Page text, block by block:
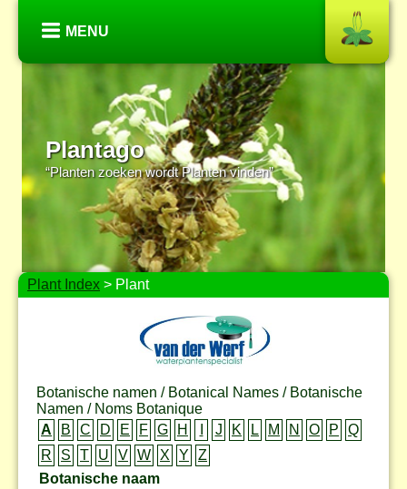
MENU
Plantago
“Planten zoeken wordt Planten vinden”
Plant Index > Plant
Botanische namen / Botanical Names / Botanische
Namen / Noms Botanique
A
B C D E F G H J K L M N O P
Q
R
S T U V W X Y
Z
Botanische naam